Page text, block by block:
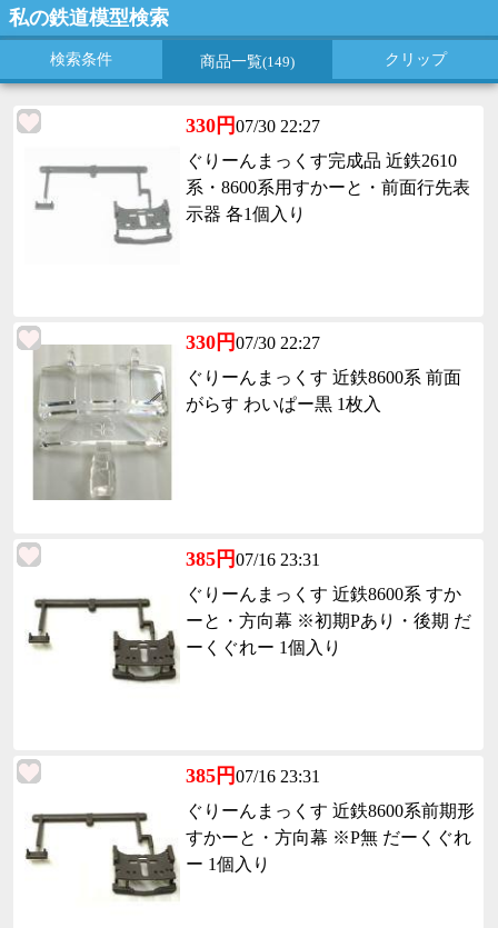
私の鉄道模型検索
検索条件 商品一覧(149) クリップ
330円07/30 22:27
ぐりーんまっくす完成品 近鉄2610
系・8600系用すかーと・前面行先表
示器 各1個入り
330円07/30 22:27
ぐりーんまっくす 近鉄8600系 前面
がらす わいぱー黒 1枚入
385円07/16 23:31
ぐりーんまっくす 近鉄8600系 すか
ーと・方向幕 ※初期Pあり・後期 だ
ーくぐれー 1個入り
385円07/16 23:31
ぐりーんまっくす 近鉄8600系前期形
すかーと・方向幕 ※P無 だーくぐれ
ー 1個入り